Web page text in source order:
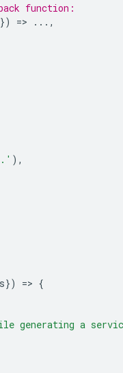
function:
}) =>
...,
),
}) => {
generating a